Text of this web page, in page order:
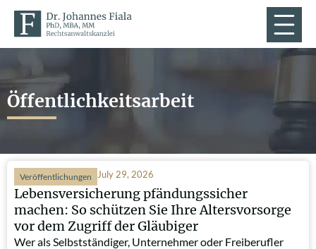
Öffentlichkeitsarbeit
Veröffentlichungen July 29, 2026
Lebensversicherung pfändungssicher
machen: So schützen Sie Ihre Altersvorsorge
vor dem Zugriff der Gläubiger
Wer als Selbstständiger, Unternehmer oder Freiberufler